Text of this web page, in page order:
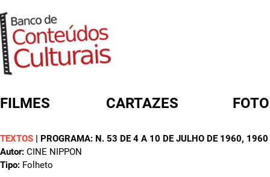
FILMES CARTAZES
TEXTOS | PROGRAMA: N. 53 DE 4 A 10 DE JULHO DE 1960, 1960
Autor: CINE NIPPON
Tipo: Folheto
FORMULÁRIO DE BUSCA